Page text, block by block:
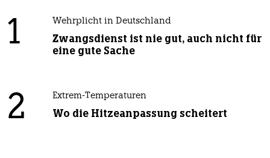
1 Wehrplicht in Deutschland
Zwangsdienst ist nie gut, auch nicht für
eine gute Sache
2 Extrem-Temperaturen
Wo die Hitzeanpassung scheitert